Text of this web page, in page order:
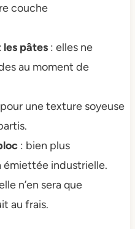
couche
pâtes: elles ne
au moment de
une texture soyeuse
: bien plus
émiettée industrielle.
n’en sera que
au frais.